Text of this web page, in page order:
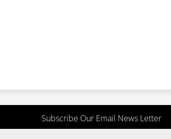
Subscribe Our Email News Letter